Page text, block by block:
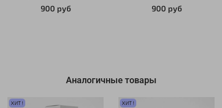
900 руб 900 руб
Аналогичные товары
ХИТ ! ХИТ !